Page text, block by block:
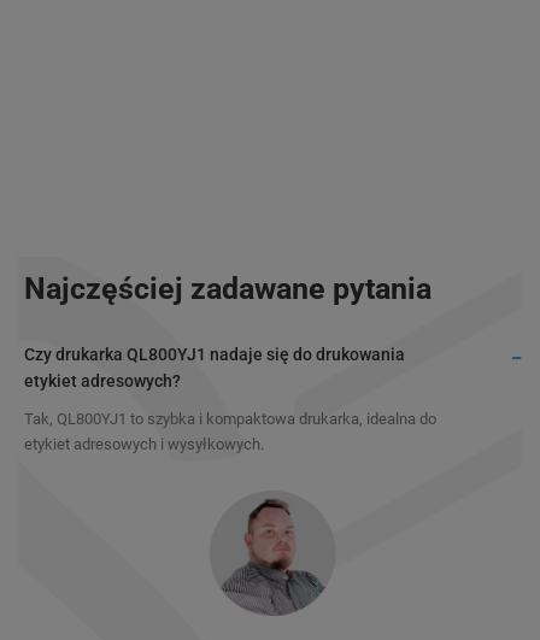
Najczęściej zadawane pytania
Czy drukarka QL800YJ1 nadaje się do drukowania
etykiet adresowych?
Tak, QL800YJ1 to szybka i kompaktowa drukarka, idealna do
etykiet adresowych i wysyłkowych.